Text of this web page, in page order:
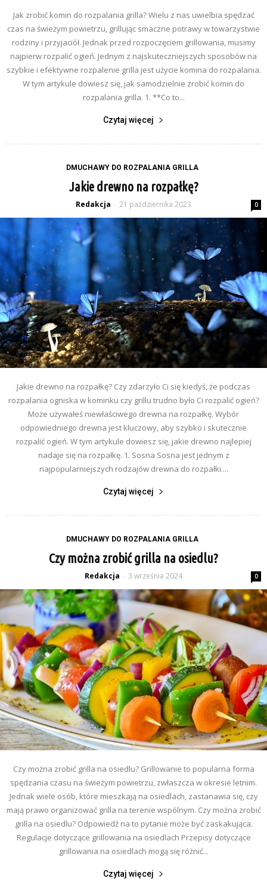
Jak zrobić komin do rozpalania grilla? Wielu z nas uwielbia spędzać
czas na świeżym powietrzu, grillując smaczne potrawy w towarzystwie
rodziny i przyjaciół. Jednak przed rozpoczęciem grillowania, musimy
najpierw rozpalić ogień. Jednym z najskuteczniejszych sposobów na
szybkie i efektywne rozpalenie grilla jest użycie komina do rozpalania.
W tym artykule dowiesz się, jak samodzielnie zrobić komin do
rozpalania grilla. 1. **Co to...
Czytaj więcej
DMUCHAWY DO ROZPALANIA GRILLA
Jakie drewno na rozpałkę?
Redakcja - 21 października 2023 0
Jakie drewno na rozpałkę? Czy zdarzyło Ci się kiedyś, że podczas
rozpalania ogniska w kominku czy grillu trudno było Ci rozpalić ogień?
Może używałeś niewłaściwego drewna na rozpałkę. Wybór
odpowiedniego drewna jest kluczowy, aby szybko i skutecznie
rozpalić ogień. W tym artykule dowiesz się, jakie drewno najlepiej
nadaje się na rozpałkę. 1. Sosna Sosna jest jednym z
najpopularniejszych rodzajów drewna do rozpałki....
Czytaj więcej
DMUCHAWY DO ROZPALANIA GRILLA
Czy można zrobić grilla na osiedlu?
Redakcja - 3 września 2024 0
Czy można zrobić grilla na osiedlu? Grillowanie to popularna forma
spędzania czasu na świeżym powietrzu, zwłaszcza w okresie letnim.
Jednak wiele osób, które mieszkają na osiedlach, zastanawia się, czy
mają prawo organizować grilla na terenie wspólnym. Czy można zrobić
grilla na osiedlu? Odpowiedź na to pytanie może być zaskakująca.
Regulacje dotyczące grillowania na osiedlach Przepisy dotyczące
grillowania na osiedlach mogą się różnić...
Czytaj więcej